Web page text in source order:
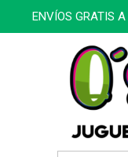
ENVÍOS GRATIS